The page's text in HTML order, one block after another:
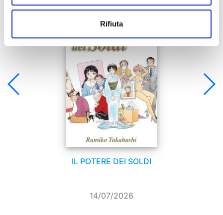
Rifiuta
IL POTERE DEI SOLDI
14/07/2026